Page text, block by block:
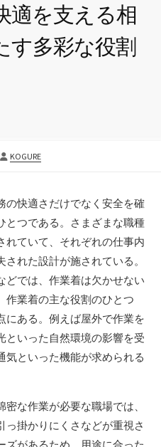
適を支える相
す多彩な役割
投
KOGURE
の快適さだけでなく安全を確
つである。
さまざまな職種
れていて、それぞれの仕事内
れた設計が施されている。
どでは、作業着は欠かせない
作業着の主な役割のひとつ
にある。例えば屋外で作業を
といった自然環境の影響を受
気といった機能が求められる
な作業が必要な職場では、
掛かりにくさなどが重視さ